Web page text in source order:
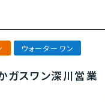
ウォーターワン
ガスワン深川営業